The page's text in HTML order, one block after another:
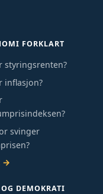
FORKLART
styringsrenten?
inflasjon?
svinger
→
DEMOKRATI